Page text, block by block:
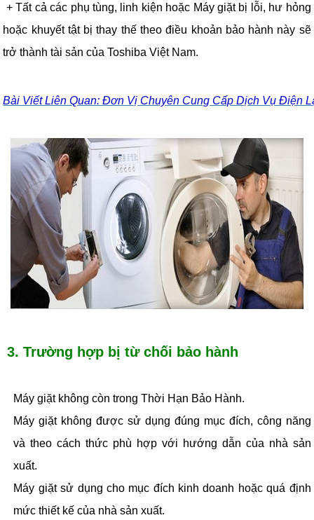
+Tất cả các phụ tùng, linh kiện hoặc Máy giặt bị lỗi, hư hỏng
hoặc khuyết tật bị thay thế theo điều khoản bảo hành này sẽ
trở thành tài sản của Toshiba Việt Nam.
Bài Viết Liên Quan: Đơn Vị Chuyên Cung Cấp Dịch Vụ Điện
3. Trường hợp bị từ chối bảo hành
Máy giặt không còn trong Thời Hạn Bảo Hành.
Máy giặt không được sử dụng đúng mục đích, công năng
và theo cách thức phù hợp với hướng dẫn của nhà sản
xuất.
Máy giặt sử dụng cho mục đích kinh doanh hoặc quá định
mức thiết kế của nhà sản xuất.